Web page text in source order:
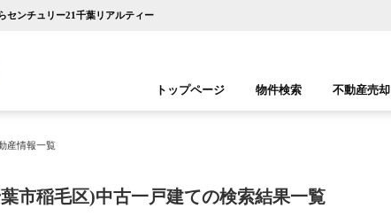
センチュリー21千葉リアルティー
トップページ 物件検索 不動産売却
産情報一覧
市稲毛区)中古一戸建ての検索結果一覧